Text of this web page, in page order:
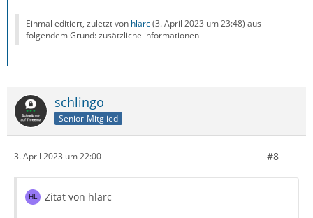
Einmal editiert, zuletzt von hlarc(3. April 2023 um 23:48) aus
folgendem Grund: zusätzliche informationen
schlingo
Senior-Mitglied
3. April 2023 um 22:00 #8
Zitat von hlarc